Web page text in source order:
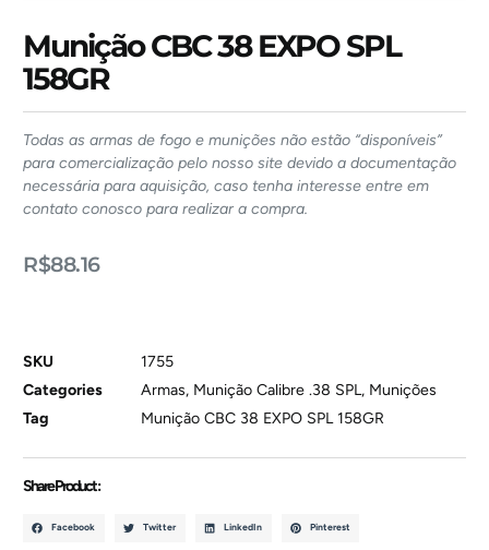
Munição CBC 38 EXPO SPL
158GR
Todas as armas de fogo e munições não estão “disponíveis”
para comercialização pelo nosso site devido a documentação
necessária para aquisição, caso tenha interesse entre em
contato conosco para realizar a compra.
R$88.16
SKU
1755
Categories
Armas, Munição Calibre .38 SPL, Munições
Tag
Munição CBC 38 EXPO SPL 158GR
Share Product :
Facebook Twitter LinkedIn Pinterest